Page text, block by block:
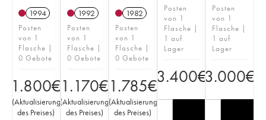
1994
Posten
von 1
Flasche |
0 Gebote
1.800€
(Aktualisierung
des Preises)
1992
Posten
von 1
Flasche |
0 Gebote
1.170€
(Aktualisierung
des Preises)
1982
Posten
von 1
Flasche |
0 Gebote
1.785€
(Aktualisierung
des Preises)
Posten
von 1
Flasche |
1 auf
Lager
3.400€
Posten
von 1
Flasche |
1 auf
Lager
3.000€